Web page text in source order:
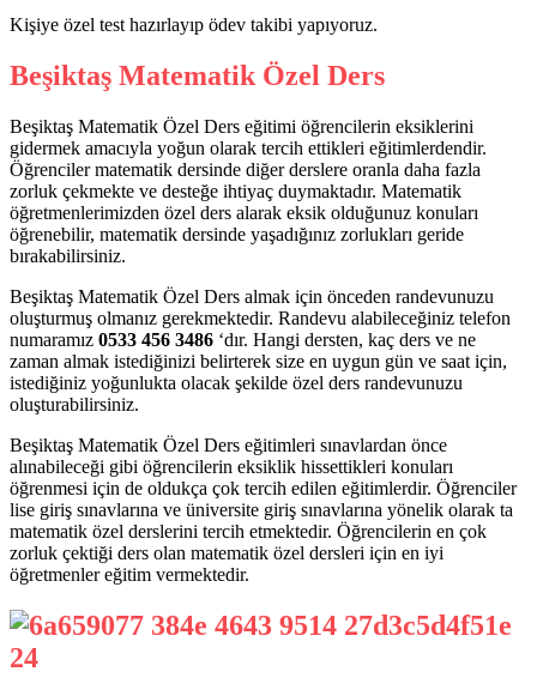
Kişiye özel test hazırlayıp ödev takibi yapıyoruz.
Beşiktaş Matematik Özel Ders
Beşiktaş Matematik Özel Ders eğitimi öğrencilerin eksiklerini
gidermek amacıyla yoğun olarak tercih ettikleri eğitimlerdendir.
Öğrenciler matematik dersinde diğer derslere oranla daha fazla
zorluk çekmekte ve desteğe ihtiyaç duymaktadır. Matematik
öğretmenlerimizden özel ders alarak eksik olduğunuz konuları
öğrenebilir, matematik dersinde yaşadığınız zorlukları geride
bırakabilirsiniz.
Beşiktaş Matematik Özel Ders almak için önceden randevunuzu
oluşturmuş olmanız gerekmektedir. Randevu alabileceğiniz telefon
numaramız 0533 456 3486 ‘dır. Hangi dersten, kaç ders ve ne
zaman almak istediğinizi belirterek size en uygun gün ve saat için,
istediğiniz yoğunlukta olacak şekilde özel ders randevunuzu
oluşturabilirsiniz.
Beşiktaş Matematik Özel Ders eğitimleri sınavlardan önce
alınabileceği gibi öğrencilerin eksiklik hissettikleri konuları
öğrenmesi için de oldukça çok tercih edilen eğitimlerdir. Öğrenciler
lise giriş sınavlarına ve üniversite giriş sınavlarına yönelik olarak ta
matematik özel derslerini tercih etmektedir. Öğrencilerin en çok
zorluk çektiği ders olan matematik özel dersleri için en iyi
öğretmenler eğitim vermektedir.